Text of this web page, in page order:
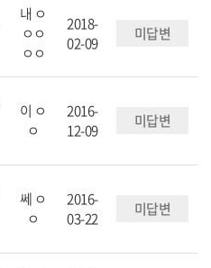
내 ㅇ
ㅇㅇ
ㅇㅇ
2018-
02-09
미답변
이 ㅇ
ㅇ
2016-
12-09
미답변
쎄 ㅇ
ㅇ
2016-
03-22
미답변